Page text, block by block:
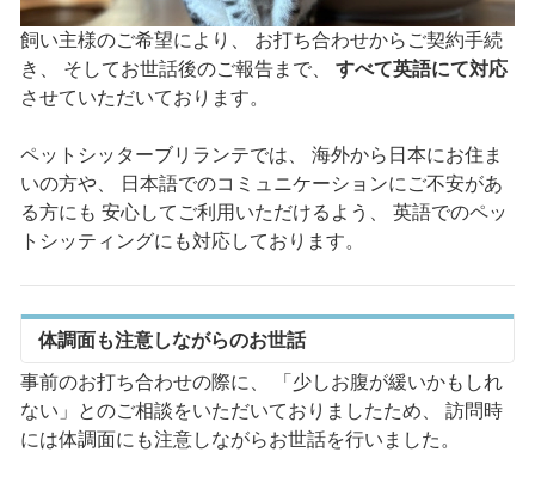
飼い主様のご希望により、 お打ち合わせからご契約手続
き、 そしてお世話後のご報告まで、 すべて英語にて対応
させていただいております。
ペットシッターブリランテでは、 海外から日本にお住ま
いの方や、 日本語でのコミュニケーションにご不安があ
る方にも 安心してご利用いただけるよう、 英語でのペッ
トシッティングにも対応しております。
体調面も注意しながらのお世話
事前のお打ち合わせの際に、 「少しお腹が緩いかもしれ
ない」とのご相談をいただいておりましたため、 訪問時
には体調面にも注意しながらお世話を行いました。